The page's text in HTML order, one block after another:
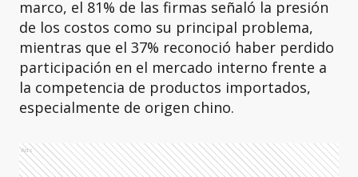
marco, el 81% de las firmas señaló la presión
de los costos como su principal problema,
mientras que el 37% reconoció haber perdido
participación en el mercado interno frente a
la competencia de productos importados,
especialmente de origen chino.
Ads